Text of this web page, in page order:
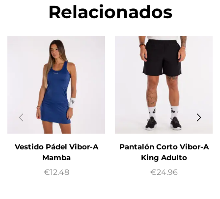
Relacionados
Vestido Pádel Vibor-A
Mamba
€12.48
Pantalón Corto Vibor-A
King Adulto
€24.96